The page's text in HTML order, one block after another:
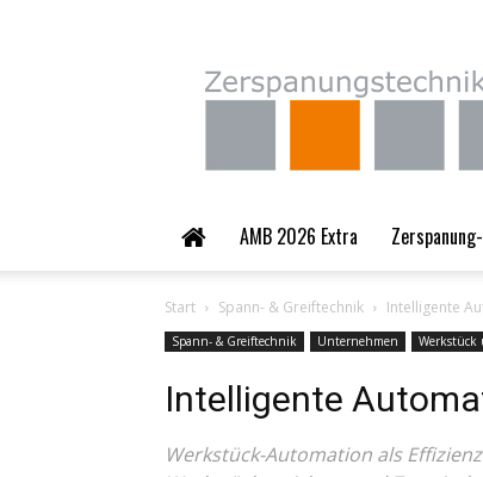
AMB 2026 Extra
Start Spann- & Greiftechnik Intelligente
Spann- & Greiftechnik Unternehmen Werkstück
Intelligente
Werkstück-Automation als